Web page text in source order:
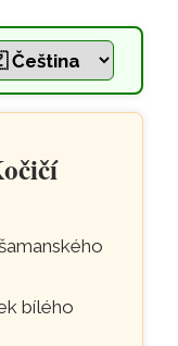
s
bílého